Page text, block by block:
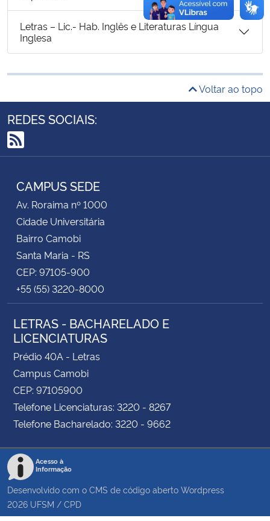
Secretaria-Geral
Secretaria de Governo
Gabinete de Segurança Institucional
Advocacia-Geral da União
Banco Central do Brasil
Letras – Lic.- Hab. Inglês e Literaturas Língua
Inglesa
Voltar ao topo
REDES SOCIAIS:
RSS
CAMPUS SEDE
Av. Roraima nº 1000
Cidade Universitária
Bairro Camobi
Santa Maria - RS
CEP: 97105-900
+55 (55) 3220-8000
LETRAS - BACHARELADO E
LICENCIATURAS
Prédio 40A - Letras
Campus Camobi
CEP: 97105900
Telefone Licenciaturas: 3220 - 8267
Telefone Bacharelado: 3220 - 9662
Acesso à
Informação
Desenvolvido com o CMS de código aberto Wordpress
2026 UFSM / CPD